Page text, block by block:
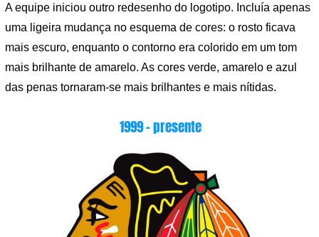
A equipe iniciou outro redesenho do logotipo. Incluía apenas
uma ligeira mudança no esquema de cores: o rosto ficava
mais escuro, enquanto o contorno era colorido em um tom
mais brilhante de amarelo. As cores verde, amarelo e azul
das penas tornaram-se mais brilhantes e mais nítidas.
1999 – presente